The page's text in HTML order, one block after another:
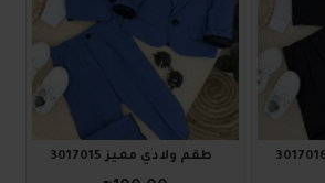
طقم ولادي مميز 3017015